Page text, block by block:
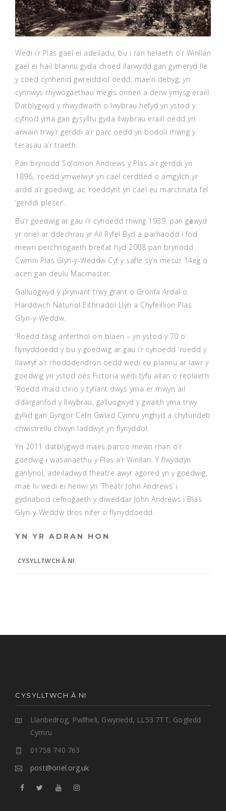
Wedi i’r Plas gael ei adeiladu, bu i ran helaeth o’r Winllan
gael ei hail blannu gyda choed llarwydd gan gymeryd lle
y coed cynhenid gwreiddiol oedd, mae’n debyg, yn
cynnwys rhywogaethau megis onnen a derw ymysg eraill.
Datblygwyd y rhwydwaith o lwybrau hefyd yn ystod y
cyfnod yma gan gysylltu gyda llwybrau eraill oedd yn
arwain trwy’r gerddi a’r parc oedd yn bodoli rhwng y
terasau a’r traeth.
Pan brynodd Solomon Andrews y Plas a’r gerddi yn
1896, ‘roedd ymwelwyr yn cael cerdded o amgylch yr
ardd a’r goedwig, ac ‘roeddynt yn cael eu marchnata fel
‘gerddi pleser’.
Bu’r goedwig ar gau i’r cyhoedd rhwng 1939, pan gӓewyd
yr oriel ar ddechrau yr Ail Ryfel Byd a parhaodd i fod
mewn perchnogaeth breifat hyd 2008 pan brynodd
Cwmni Plas Glyn-y-Weddw Cyf y safle sy’n mesur 14eg o
aceri gan deulu Macmaster.
Galluogwyd y pryniant trwy grant o Gronfa Ardal o
Harddwch Naturiol Eithriadol Llŷn a Chyfeillion Plas
Glyn-y-Weddw.
‘Roedd tasg anferthol o’n blaen – yn ystod y 70 o
flynyddoedd y bu y goedwig ar gau i’r cyhoedd ‘roedd y
llawryf a’r rhododendron oedd wedi eu plannu ar lawr y
goedwig yn ystod oes Fictoria wedi tyfu allan o reolaeth.
‘Roedd rhaid clirio y tyfiant dwys yma er mwyn ail
ddarganfod y llwybrau, galluogwyd y gwaith yma trwy
gyllid gan Gyngor Cefn Gwlad Cymru ynghyd a chytundeb
chwistrellu chwyn laddwyr yn flynyddol.
Yn 2011 datblygwyd maes parcio mewn rhan o’r
goedwig i wasanaethu y Plas a’r Winllan. Y flwyddyn
ganlynol, adeiladwyd theatre awyr agored yn y goedwig,
mae hi wedi ei henwi yn ‘Theatr John Andrews’ i
gydnabod cefnogaeth y diweddar John Andrews i Blas
Glyn-y-Weddw dros nifer o flynyddoedd.
YN YR ADRAN HON
CYSYLLTWCH Â NI
CYSYLLTWCH Â NI
Llanbedrog, Pwllheli, Gwynedd, LL53 7TT, Gogledd
Cymru
01758 740 763
post@oriel.org.uk